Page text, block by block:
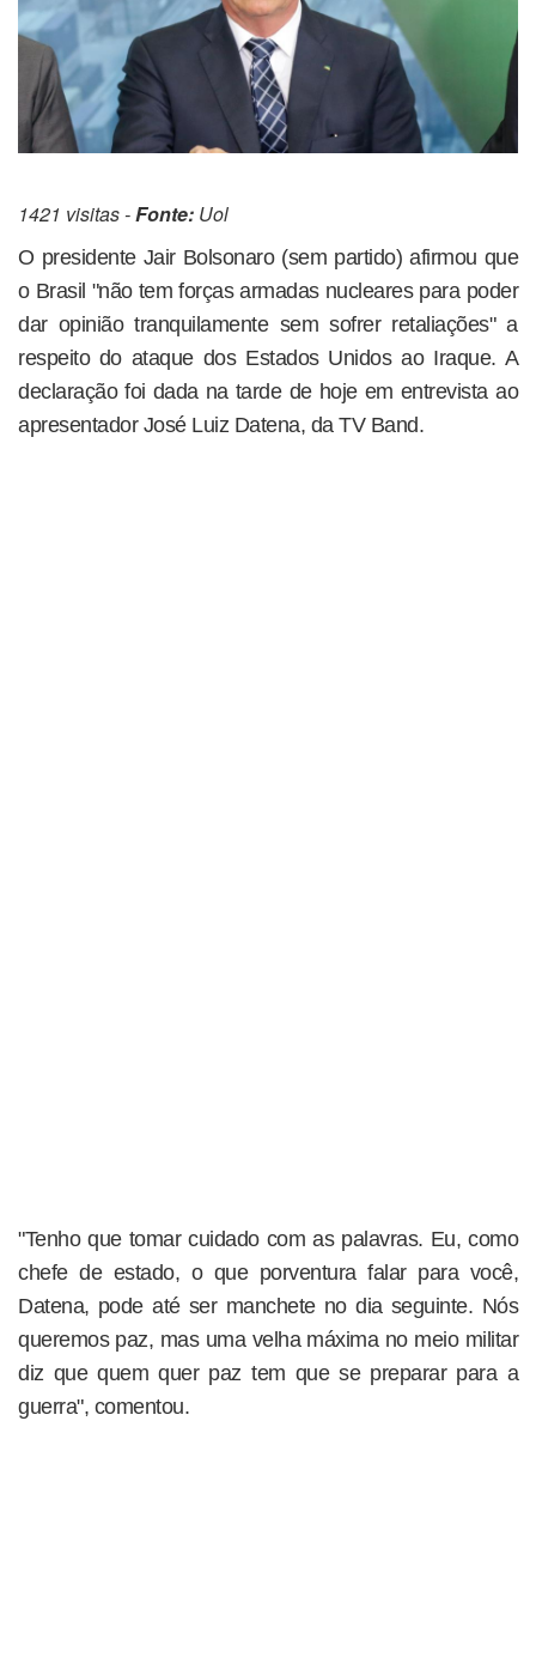
1421 visitas -Fonte: Uol
O presidente Jair Bolsonaro (sem partido) afirmou que
o Brasil "não tem forças armadas nucleares para poder
dar opinião tranquilamente sem sofrer retaliações" a
respeito do ataque dos Estados Unidos ao Iraque. A
declaração foi dada na tarde de hoje em entrevista ao
apresentador José Luiz Datena, da TV Band.
"Tenho que tomar cuidado com as palavras. Eu, como
chefe de estado, o que porventura falar para você,
Datena, pode até ser manchete no dia seguinte. Nós
queremos paz, mas uma velha máxima no meio militar
diz que quem quer paz tem que se preparar para a
guerra", comentou.